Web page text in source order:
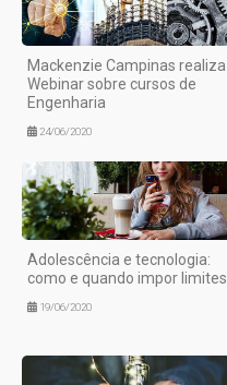
Mackenzie Campinas realiza
Webinar sobre cursos de
Engenharia
24/06/2020
Adolescência e tecnologia:
como e quando impor limites
19/06/2020